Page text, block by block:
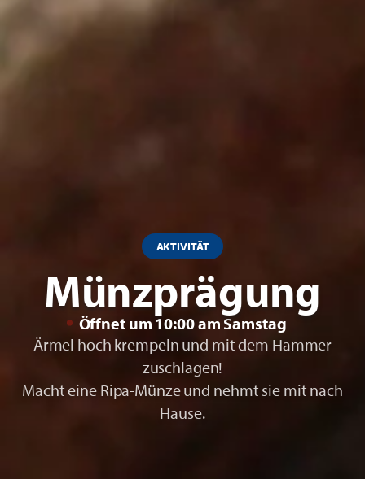
AKTIVITÄT
Münzprägung
Öffnet um 10:00 am Samstag
Ärmel hoch krempeln und mit dem Hammer
zuschlagen!
Macht eine Ripa-Münze und nehmt sie mit nach
Hause.